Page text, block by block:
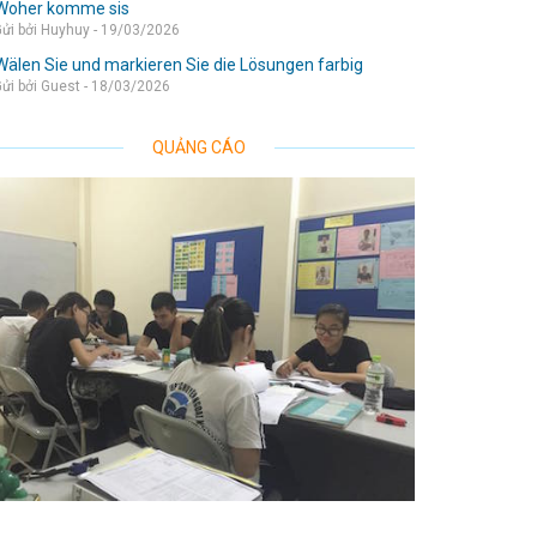
komme sis
bởi Huyhuy - 19/03/2026
Sie und markieren Sie die Lösungen farbig
bởi Guest - 18/03/2026
QUẢNG CÁO